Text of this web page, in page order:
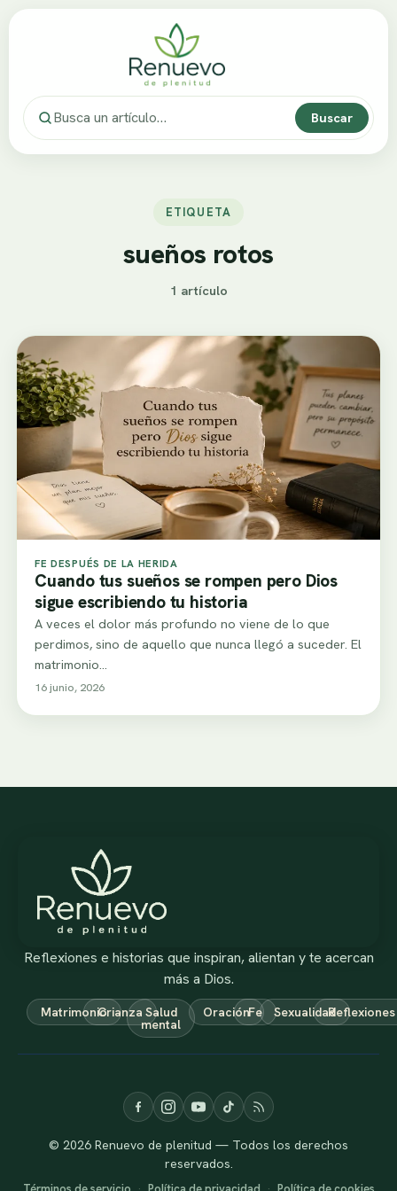
Buscar
ETIQUETA
sueños rotos
1 artículo
FE DESPUÉS DE LA HERIDA
Cuando tus sueños se rompen pero Dios
sigue escribiendo tu historia
A veces el dolor más profundo no viene de lo que
perdimos, sino de aquello que nunca llegó a suceder. El
matrimonio…
16 junio, 2026
Reflexiones e historias que inspiran, alientan y te acercan
más a Dios.
MatrimonioCrianza Salud
mental
OraciónFe SexualidadReflexiones
© 2026 Renuevo de plenitud — Todos los derechos
reservados.